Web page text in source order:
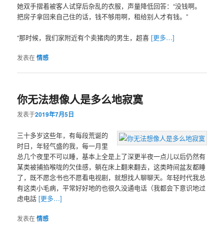
她双手摺着被客人试穿后杂乱的衣服，声量降低回答：“没钱啊。
把房子拿回来自己住的话，钱不够用啊，租给别人才有钱。”
“那时候，我们家附近有个卖猪肉的男生，超喜[更多…]
发表在情感
你无法想像人是多么地寂寞
发表于2019年7月5日
三十多岁这些年，有每段荒诞的
时日，年轻气盛的我，每一月里
总几个夜里不可以睡，基本上全是上了深更半夜一点儿以后仍然有
某类被捕掐喉咙的欠佳感，躺在床上翻来翻去，这类時间盆友都睡
了，既不愿念书也不愿看电视剧，就想找人聊聊天。年轻时代我总
有这类小毛病，平常好好地的也很久没通电话（我都会下意识地过
虑电話[更多…]
发表在情感